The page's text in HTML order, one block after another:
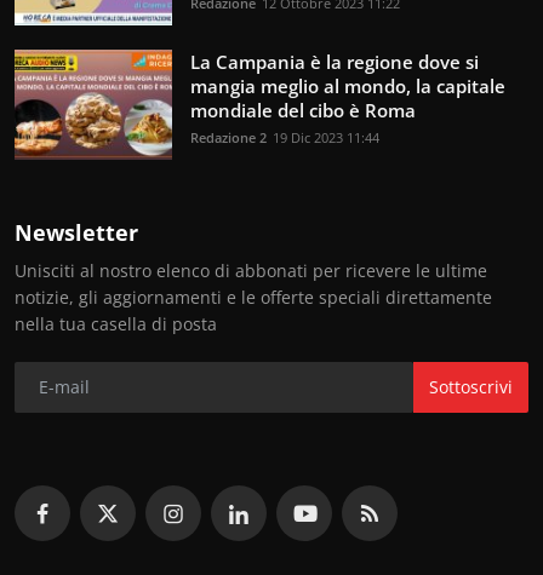
La Campania è la regione dove si
mangia meglio al mondo, la capitale
mondiale del cibo è Roma
Redazione 2 19 Dic 2023 11:44
Newsletter
Unisciti al nostro elenco di abbonati per ricevere le ultime
notizie, gli aggiornamenti e le offerte speciali direttamente
nella tua casella di posta
Sottoscrivi